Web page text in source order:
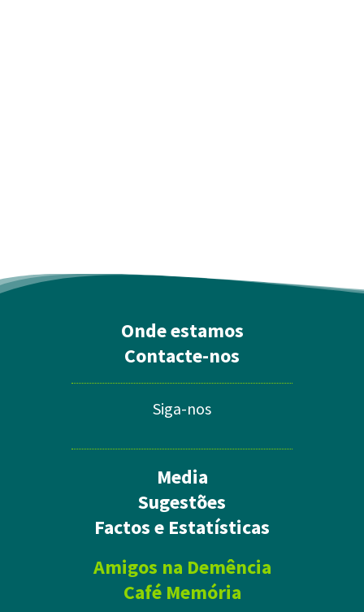
Onde estamos
Contacte-nos
Siga-nos
Media
Sugestões
Factos e Estatísticas
Amigos na Demência
Café Memória